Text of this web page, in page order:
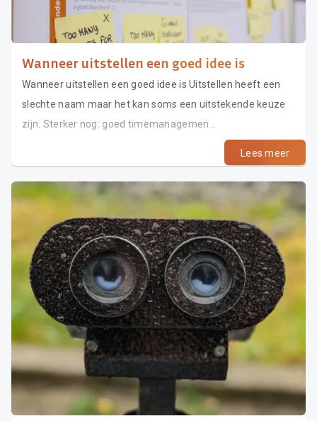
Wanneer uitstellen een goed idee is
Wanneer uitstellen een goed idee is Uitstellen heeft een
slechte naam maar het kan soms een uitstekende keuze
zijn. Sterker nog: goed timemanagemen...
Lees meer